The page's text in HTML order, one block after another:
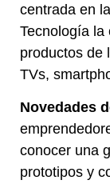
centrada en
Tecnología la
productos de
TVs,
Novedades
conocer una
prototipos y